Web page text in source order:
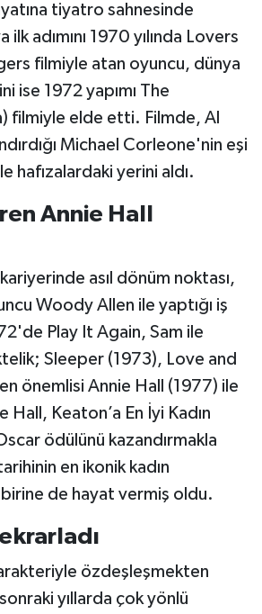
tiyatro sahnesinde
ilk adımını 1970 yılında Lovers
filmiyle atan oyuncu, dünya
ise 1972 yapımı The
filmiyle elde etti. Filmde, Al
Michael Corleone'nin eşi
hafızalardaki yerini aldı.
Annie Hall
asıl dönüm noktası,
Woody Allen ile yaptığı iş
Play It Again, Sam ile
Sleeper (1973), Love and
önemlisi Annie Hall (1977) ile
Keaton’a En İyi Kadın
ödülünü kazandırmakla
en ikonik kadın
de hayat vermiş oldu.
özdeşleşmekten
yıllarda çok yönlü